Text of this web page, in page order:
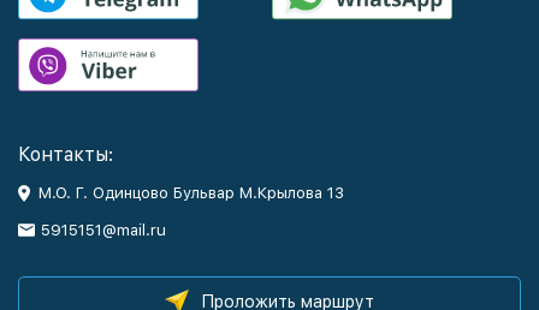
Контакты:
М.О. Г. Одинцово Бульвар М.Крылова 13
5915151@mail.ru
Проложить маршрут